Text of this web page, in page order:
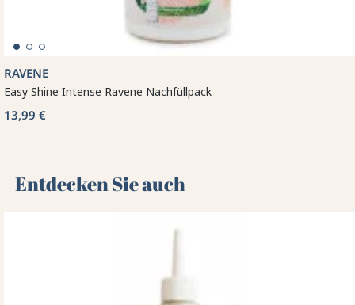
RAVENE
Easy Shine Intense Ravene Nachfüllpack
13,99 €
Entdecken Sie auch 🌻